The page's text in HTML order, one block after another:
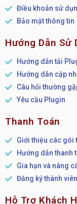
Điều khoản sử
Bảo mật thông tin
Hướng Dẫn Sử
Hướng dẫn tải
Hướng dẫn cập
Câu hỏi thường
Yêu cầu Plugin
Thanh Toán
Giới thiệu các gói
Hướng dẫn thanh
Gia hạn và nâng
Đăng ký thành viên
Hỗ Trợ Khách